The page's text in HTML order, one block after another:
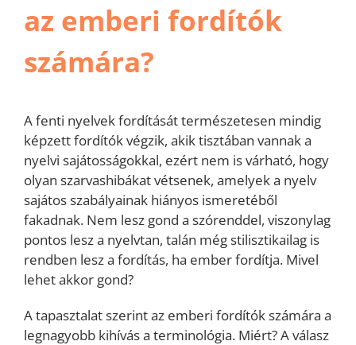
az emberi fordítók
számára?
A fenti nyelvek fordítását természetesen mindig
képzett fordítók végzik, akik tisztában vannak a
nyelvi sajátosságokkal, ezért nem is várható, hogy
olyan szarvashibákat vétsenek, amelyek a nyelv
sajátos szabályainak hiányos ismeretéből
fakadnak. Nem lesz gond a szórenddel, viszonylag
pontos lesz a nyelvtan, talán még stilisztikailag is
rendben lesz a fordítás, ha ember fordítja. Mivel
lehet akkor gond?
A tapasztalat szerint az emberi fordítók számára a
legnagyobb kihívás a terminológia. ­Miért? A válasz